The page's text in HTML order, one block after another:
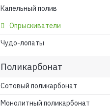
Капельный полив
Опрыскиватели
Чудо-лопаты
Поликарбонат
Сотовый поликарбонат
Монолитный поликарбонат